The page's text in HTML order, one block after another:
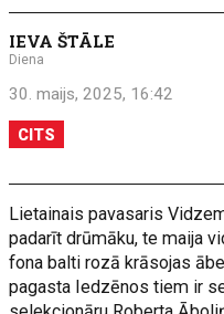
IEVA ŠTĀLE
Diena
30. maijs, 2025, 16:42
CITS
Lietainais pavasaris
padarīt drūmāku, te maija
fona balti rozā krāsojas
pagasta Iedzēnos tiem ir